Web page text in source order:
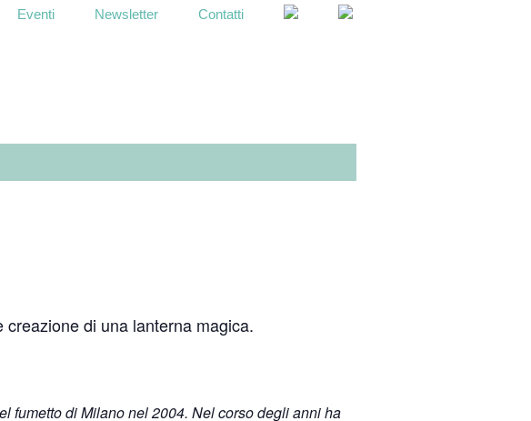
Eventi Newsletter Contatti
di una lanterna magica.
fumetto di Milano nel 2004. Nel corso degli anni ha